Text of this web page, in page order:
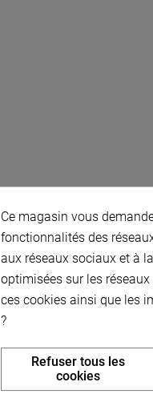
Ce magasin vous
fonctionnalités des
aux réseaux sociaux et à
optimisées sur les
ces cookies ainsi que les
?
Refuser tous les
cookies